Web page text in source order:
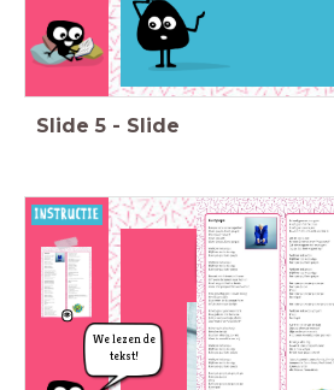
Slide 5 - Slide
We lezen de
tekst!
Vind je het een
mooie tekst?
Waarom?